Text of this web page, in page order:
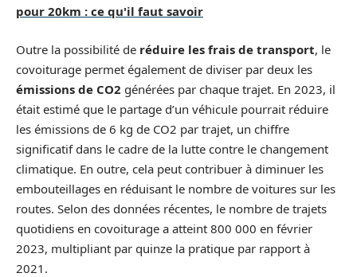
pour 20km : ce qu'il faut savoir
Outre la possibilité de réduire les frais de transport, le
covoiturage permet également de diviser par deux les
émissions de CO2 générées par chaque trajet. En 2023, il
était estimé que le partage d’un véhicule pourrait réduire
les émissions de 6 kg de CO2 par trajet, un chiffre
significatif dans le cadre de la lutte contre le changement
climatique. En outre, cela peut contribuer à diminuer les
embouteillages en réduisant le nombre de voitures sur les
routes. Selon des données récentes, le nombre de trajets
quotidiens en covoiturage a atteint 800 000 en février
2023, multipliant par quinze la pratique par rapport à
2021.